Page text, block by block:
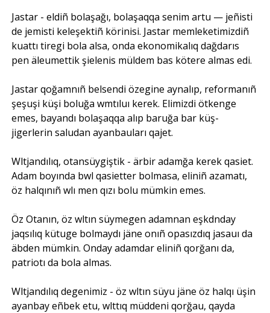
Jastar - eldiñ bolaşağı, bolaşaqqa senim artu — jeñisti
de jemisti keleşektiñ körinisi. Jastar memleketimizdiñ
kuattı tiregi bola alsa, onda ekonomikalıq dağdarıs
pen äleumettik şielenis müldem bas kötere almas edi.
Jastar qoğamnıñ belsendi özegine aynalıp, reformanıñ
şeşuşi küşi boluğa wmtıluı kerek. Elimizdi ötkenge
emes, bayandı bolaşaqqa alıp baruğa bar küş-
jigerlerin saludan ayanbauları qajet.
Wltjandılıq, otansüygiştik - ärbir adamğa kerek qasiet.
Adam boyında bwl qasietter bolmasa, eliniñ azamatı,
öz halqınıñ wlı men qızı bolu mümkin emes.
Öz Otanın, öz wltın süymegen adamnan eşkdnday
jaqsılıq kütuge bolmaydı jäne onıñ opasızdıq jasauı da
äbden mümkin. Onday adamdar eliniñ qorğanı da,
patriotı da bola almas.
Wltjandılıq degenimiz - öz wltın süyu jäne öz halqı üşin
ayanbay eñbek etu, wlttıq müddeni qorğau, qayda